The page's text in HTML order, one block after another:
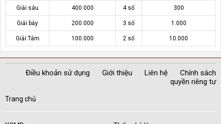
Giải sáu 400.000 4 số 300
Giải bảy 200.000 3 số 1.000
Giải Tám 100.000 2 số 10.000
Điều khoản sử dụng Giới thiệu Liên hệ
Chính sách
quyền riêng tư
Trang chủ